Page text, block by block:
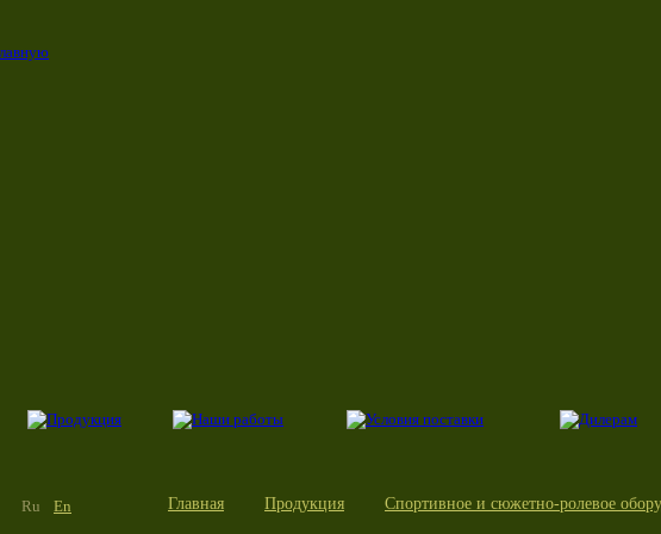
Ru En Главная Продукция Спортивное и сюжетно-ролевое